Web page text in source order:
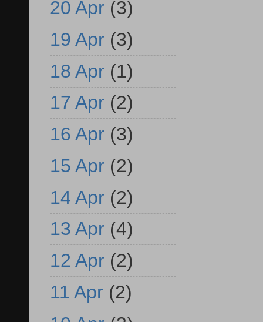
20 Apr (3)
19 Apr (3)
18 Apr (1)
17 Apr (2)
16 Apr (3)
15 Apr (2)
14 Apr (2)
13 Apr (4)
12 Apr (2)
11 Apr (2)